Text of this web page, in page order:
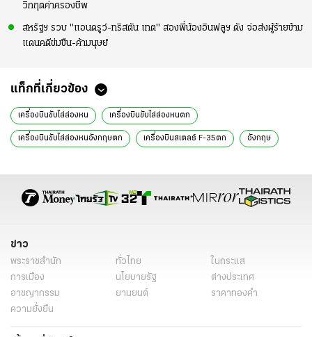
วิกฤตค่าครองชีพ
สหรัฐฯ รวบ "แอนดรูว์-ทริสตัน เทต" สองพี่น้องอินฟลูฯ ดัง จ่อส่งผู้ร้ายข้าม
แดนคดีข่มขืน-ค้ามนุษย์
แท็กที่เกี่ยวข้อง
เครื่องบินขับไล่ล่องหน เครื่องบินขับไล่ล่องหนตก
เครื่องบินขับไล่ล่องหนอังกฤษตก เครื่องบินสเตลธ์ F-35ตก อังกฤษ
ข่าว
พระราชสำนัก ทั่วไทย
ในกระแส
การเมือง
นโยบายรัฐ
ต่างประเทศ
อาชญากรรม
ยานยนต์
ราคาทองคำ
ความยั่งยืน